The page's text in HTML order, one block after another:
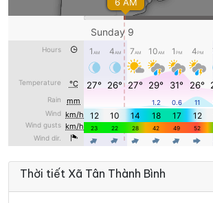
Thời tiết Xã Tân Thành Bình